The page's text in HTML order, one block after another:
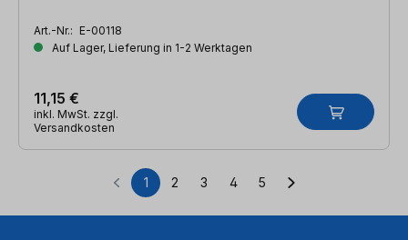
Art.-Nr.: E-00118
Auf Lager, Lieferung in 1-2 Werktagen
11,15 €
inkl. MwSt. zzgl.
Versandkosten
Seite
1 Seite
2 Seite
3 Seite
4 Seite
5